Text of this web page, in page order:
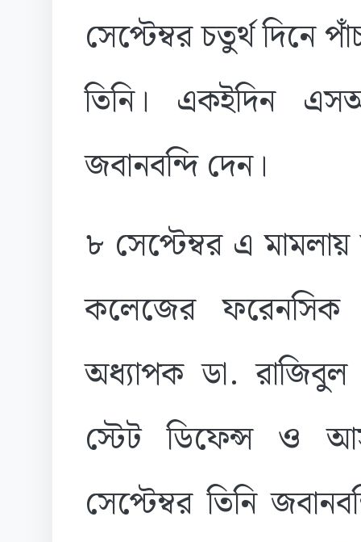
সেপ্টেম্বর চতুর্থ দিনে
তিনি। একইদিন
জবানবন্দি দেন।
৮ সেপ্টেম্বর এ
কলেজের ফরেনসিক
অধ্যাপক ডা.
স্টেট ডিফেন্স ও
সেপ্টেম্বর তিনি